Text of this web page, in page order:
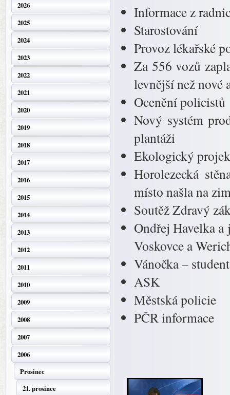
2026
2025
2024
2023
2022
2021
2020
2019
2018
2017
2016
2015
2014
2013
2012
2011
2010
2009
2008
2007
2006
Prosinec
21. prosince
Informace z
Starostování
Provoz lékařské
Za 556 vozů
levnější než nové
Ocenění policistů
Nový systém
plantáži
Ekologický
Horolezecká
místo našla na
Soutěž Zdravý
Ondřej Havelka
Voskovce a
Vánočka –
ASK
Městská policie
PČR informace